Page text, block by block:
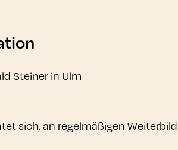
Steiner in Ulm
sich, an regelmäßigen